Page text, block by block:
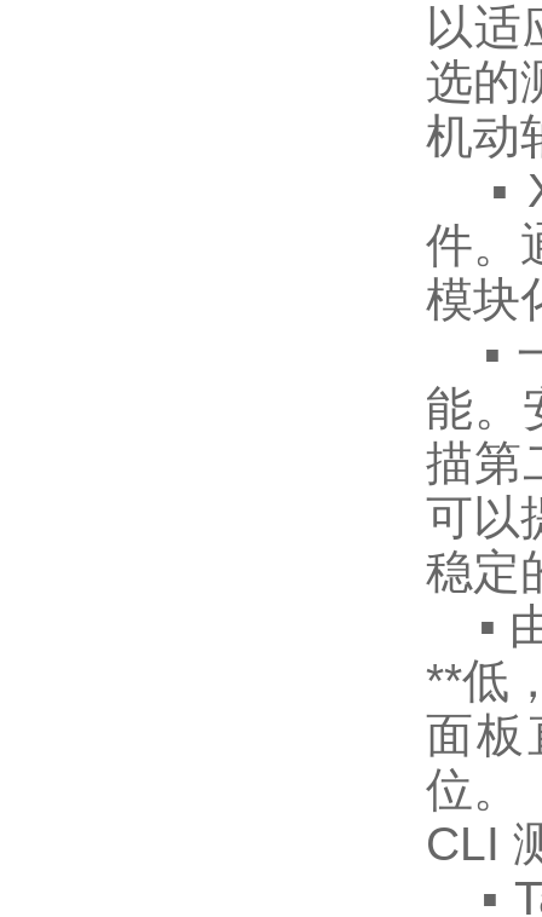
以适
选的
机动
▪ X
件。
模块
▪
能。
描第
可以
稳定
▪
**低
面板
位。
CLI
▪